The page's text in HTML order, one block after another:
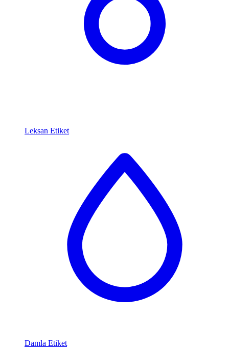
Leksan Etiket
Damla Etiket